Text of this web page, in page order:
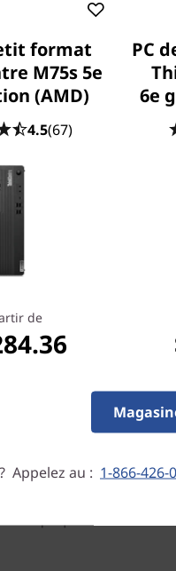
Core™ i7 de 7e
la vitesse, la
qui peuvent aider à
format
M75s 5e
(AMD)
4.5(67)
de
PC
6e
Appelez au : 1-866-426-